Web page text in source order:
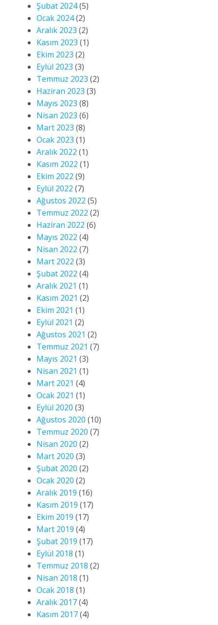
Şubat 2024(5)
Ocak 2024(2)
Aralık 2023 (2)
Kasım 2023 (1)
Ekim 2023 (2)
Eylül 2023 (3)
Temmuz 2023 (2)
Haziran 2023 (3)
Mayıs 2023 (8)
Nisan 2023 (6)
Mart 2023 (8)
Ocak 2023 (1)
Aralık 2022 (1)
Kasım 2022 (1)
Ekim 2022 (9)
Eylül 2022 (7)
Ağustos 2022 (5)
Temmuz 2022 (2)
Haziran 2022 (6)
Mayıs 2022 (4)
Nisan 2022 (7)
Mart 2022 (3)
Şubat 2022 (4)
Aralık 2021 (1)
Kasım 2021 (2)
Ekim 2021 (1)
Eylül 2021 (2)
Ağustos 2021 (2)
Temmuz 2021 (7)
Mayıs 2021 (3)
Nisan 2021 (1)
Mart 2021 (4)
Ocak 2021 (1)
Eylül 2020 (3)
Ağustos 2020 (10)
Temmuz 2020 (7)
Nisan 2020 (2)
Mart 2020 (3)
Şubat 2020 (2)
Ocak 2020 (2)
Aralık 2019 (16)
Kasım 2019 (17)
Ekim 2019 (17)
Mart 2019 (4)
Şubat 2019 (17)
Eylül 2018 (1)
Temmuz 2018 (2)
Nisan 2018 (1)
Ocak 2018 (1)
Aralık 2017(4)
Kasım 2017(4)